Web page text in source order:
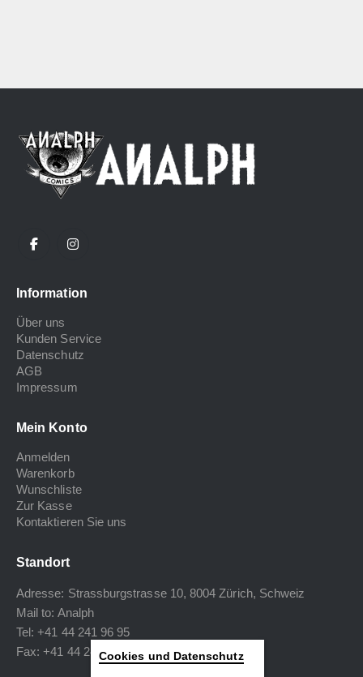
Information
Über uns
Kunden Service
Datenschutz
AGB
Impressum
Mein Konto
Anmelden
Warenkorb
Wunschliste
Zur Kasse
Kontaktieren Sie uns
Standort
Adresse: Strassburgstrasse 10, 8004 Zürich, Schweiz
Mail to: Analph
Tel: +41 44 241 96 95
Fax: +41 44 240 34 40Cookies und Datenschutz